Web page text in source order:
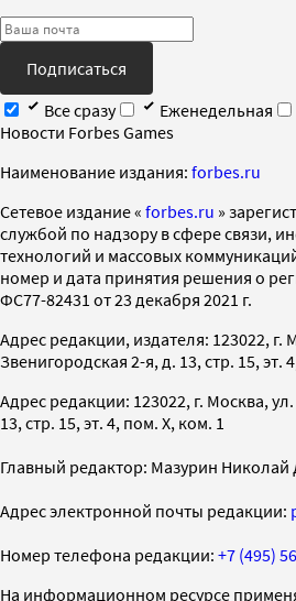
Подписаться
Все сразу
Еженедельная
Новости Forbes Games
Наименование издания: forbes.ru
Cетевое издание « forbes.ru »
службой по надзору в сфере связи,
технологий и массовых
номер и дата принятия решения о
ФС77-82431 от 23 декабря 2021 г.
Адрес редакции, издателя: 123022, г.
Звенигородская 2-я, д. 13, стр. 15, эт.
Адрес редакции: 123022, г. Москва,
13, стр. 15, эт. 4, пом. X, ком. 1
Главный редактор: Мазурин Николай
Адрес электронной почты редакции:
Номер телефона редакции: +7 (495)
На информационном ресурсе